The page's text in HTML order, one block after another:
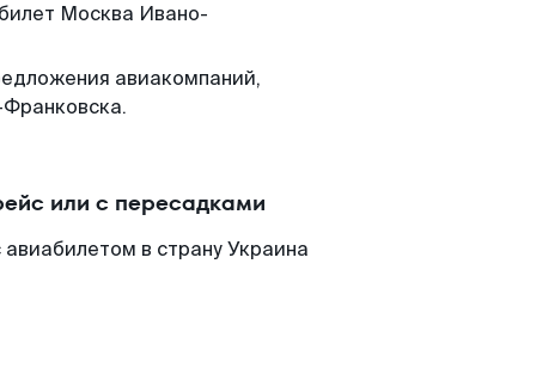
Москва Ивано-
авиакомпаний,
или с пересадками
в страну Украина